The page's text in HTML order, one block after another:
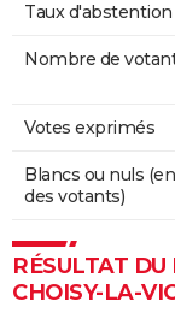
Taux d'abstention
Nombre de
Votes exprimés
Blancs ou nuls
des votants)
RÉSULTAT
CHOISY-LA-